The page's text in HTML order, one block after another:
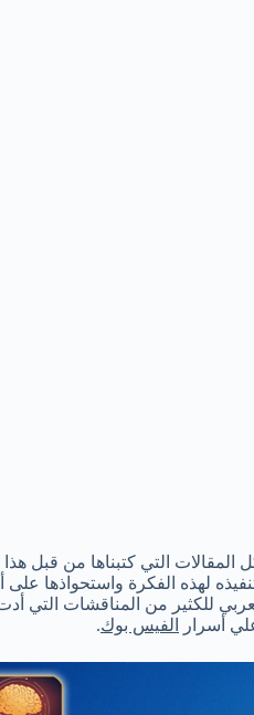
التي كتبناها من قبل
لهذه الفكرة واستحواذها
للكثير من المناقشات التي
أسرار الفيس بوك.